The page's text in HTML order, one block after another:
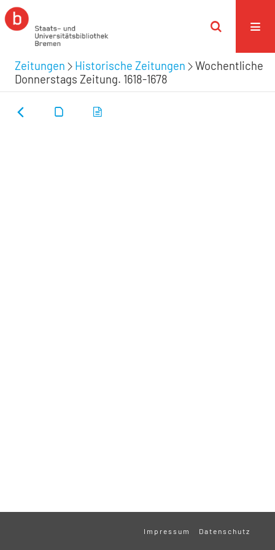
Zeitungen Historische Zeitungen
Wochentliche
Donnerstags Zeitung. 1618-1678
Impressum Datenschutz